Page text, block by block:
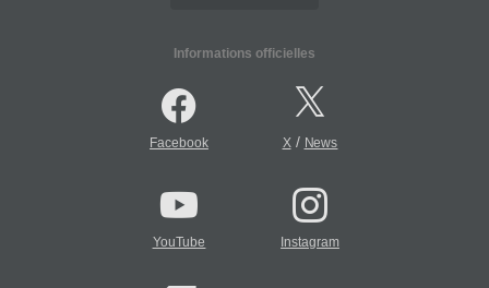
Informations officielles
Facebook X/ News
YouTube Instagram